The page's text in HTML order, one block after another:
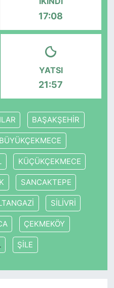
17:08
YATSI
21:57
BAŞAKŞEHİR
BÜYÜKÇEKMECE
KÜÇÜKÇEKMECE
SANCAKTEPE
SİLİVRİ
ÇEKMEKÖY
ŞİLE